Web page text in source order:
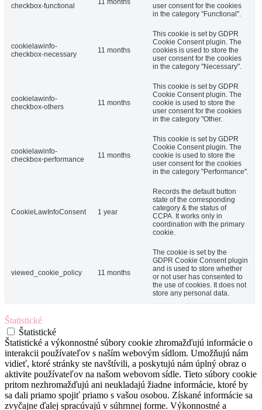
checkbox-functional
11 months
user consent for the cookies
in the category "Functional".
cookielawinfo-
checkbox-necessary
11 months
This cookie is set by GDPR
Cookie Consent plugin. The
cookies is used to store the
user consent for the cookies
in the category "Necessary".
cookielawinfo-
checkbox-others
11 months
This cookie is set by GDPR
Cookie Consent plugin. The
cookie is used to store the
user consent for the cookies
in the category "Other.
cookielawinfo-
checkbox-performance
11 months
This cookie is set by GDPR
Cookie Consent plugin. The
cookie is used to store the
user consent for the cookies
in the category "Performance".
CookieLawInfoConsent 1 year
Records the default button
state of the corresponding
category & the status of
CCPA. It works only in
coordination with the primary
cookie.
viewed_cookie_policy 11 months
The cookie is set by the
GDPR Cookie Consent plugin
and is used to store whether
or not user has consented to
the use of cookies. It does not
store any personal data.
Štatistické
Štatistické
Štatistické a výkonnostné súbory cookie zhromažďujú informácie o
interakcii používateľov s naším webovým sídlom. Umožňujú nám
vidieť, ktoré stránky ste navštívili, a poskytujú nám úplný obraz o
aktivite používateľov na našom webovom sídle. Tieto súbory cookie
pritom nezhromažďujú ani neukladajú žiadne informácie, ktoré by
sa dali priamo spojiť priamo s vašou osobou. Získané informácie sa
zvyčajne ďalej spracúvajú v súhrnnej forme. Výkonnostné a